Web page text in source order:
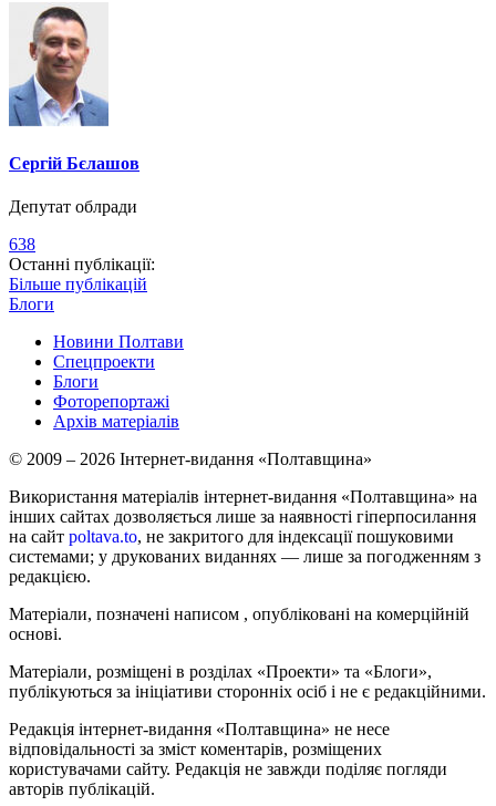
Сергій Бєлашов
Депутат облради
638
Останні публікації:
Більше публікацій
Блоги
Новини Полтави
Спецпроекти
Блоги
Фоторепортажі
Архів матеріалів
© 2009 – 2026 Інтернет-видання «Полтавщина»
Використання матеріалів інтернет-видання «Полтавщина» на
інших сайтах дозволяється лише за наявності гіперпосилання
на сайт poltava.to, не закритого для індексації пошуковими
системами; у друкованих виданнях — лише за погодженням з
редакцією.
Матеріали, позначені написом , опубліковані на комерційній
основі.
Матеріали, розміщені в розділах «Проекти» та «Блоги»,
публікуються за ініціативи сторонніх осіб і не є редакційними.
Редакція інтернет-видання «Полтавщина» не несе
відповідальності за зміст коментарів, розміщених
користувачами сайту. Редакція не завжди поділяє погляди
авторів публікацій.